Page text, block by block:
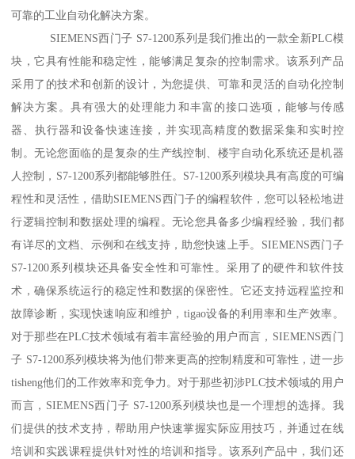
可靠的工业自动化解决方案。
SIEMENS西门子 S7-1200系列是我们推出的一款全新PLC模
块，它具有性能和稳定性，能够满足复杂的控制需求。该系列产品
采用了的技术和创新的设计，为您提供、可靠和灵活的自动化控制
解决方案。具有强大的处理能力和丰富的接口选项，能够与传感
器、执行器和设备快速连接，并实现高精度的数据采集和实时控
制。无论您面临的是复杂的生产线控制、楼宇自动化系统还是机器
人控制，S7-1200系列都能够胜任。S7-1200系列模块具有高度的可编
程性和灵活性，借助SIEMENS西门子的编程软件，您可以轻松地进
行逻辑控制和数据处理的编程。无论您具备多少编程经验，我们都
有详尽的文档、示例和在线支持，助您快速上手。SIEMENS西门子
S7-1200系列模块还具备安全性和可靠性。采用了的硬件和软件技
术，确保系统运行的稳定性和数据的保密性。它还支持远程监控和
故障诊断，实现快速响应和维护，tigao设备的利用率和生产效率。
对于那些在PLC技术领域有着丰富经验的用户而言，SIEMENS西门
子 S7-1200系列模块将为他们带来更高的控制精度和可靠性，进一步
tisheng他们的工作效率和竞争力。对于那些初涉PLC技术领域的用户
而言，SIEMENS西门子 S7-1200系列模块也是一个理想的选择。我
们提供的技术支持，帮助用户快速掌握实际应用技巧，并通过在线
培训和实践课程提供针对性的培训和指导。该系列产品中，我们还